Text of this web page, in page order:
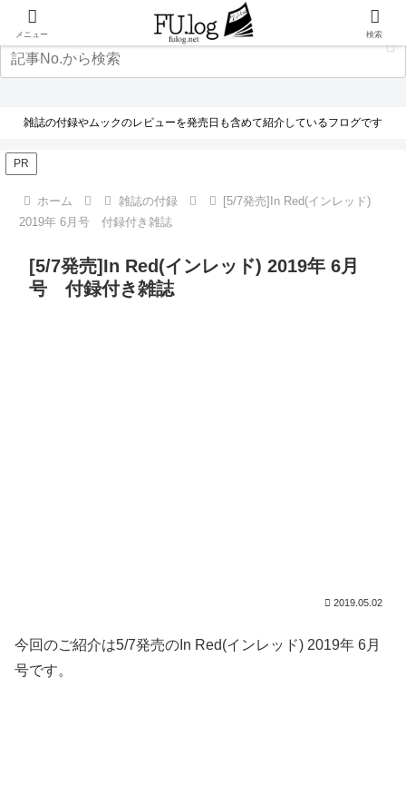
雑誌の付録やムックのレビューを発売日も含めて紹介しているフログです
PR
ホーム 雑誌の付録
[5/7発売]In Red(インレッド)
2019年 6月号 付録付き雑誌
[5/7発売]In Red(インレッド) 2019年 6月
号 付録付き雑誌
2019.05.02
今回のご紹介は5/7発売のIn Red(インレッド) 2019年 6月
号です。
メニュー 検索